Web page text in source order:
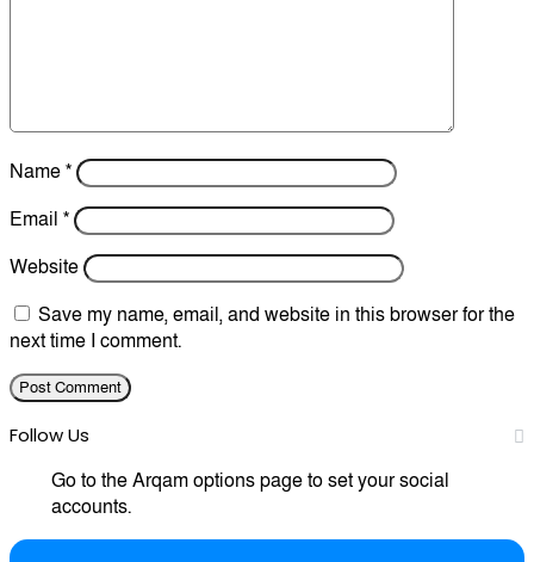
Name*
Email *
Website
Save my name, email, and website in this browser for the
next time I comment.
Follow Us
Go to the Arqam options page to set your social
accounts.